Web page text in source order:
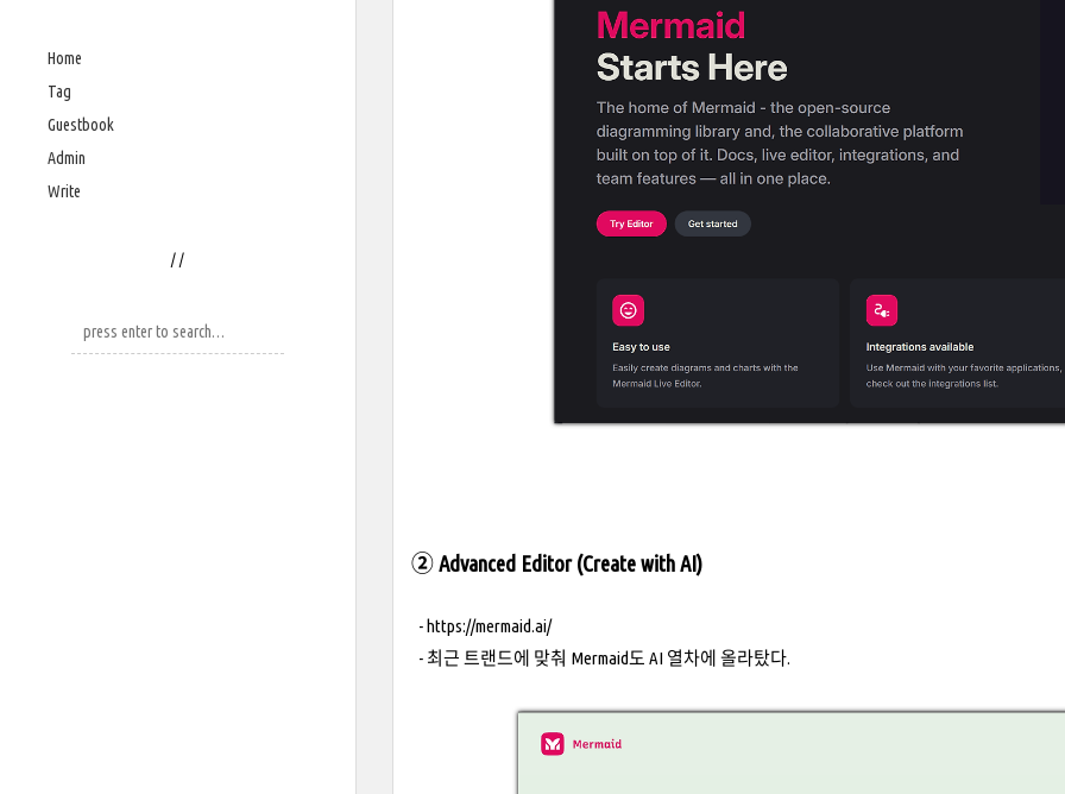
Home
Tag
Guestbook
Admin
Write
/ /
② Advanced Editor (Create with AI)
-https://mermaid.ai/
- 최근 트랜드에 맞춰 Mermaid도 AI 열차에 올라탔다.